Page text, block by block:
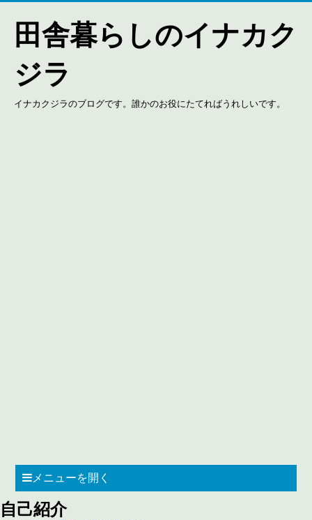
田舎暮らしのイナカク
ジラ
イナカクジラのブログです。誰かのお役にたてればうれしいです。
メニューを開く
自己紹介